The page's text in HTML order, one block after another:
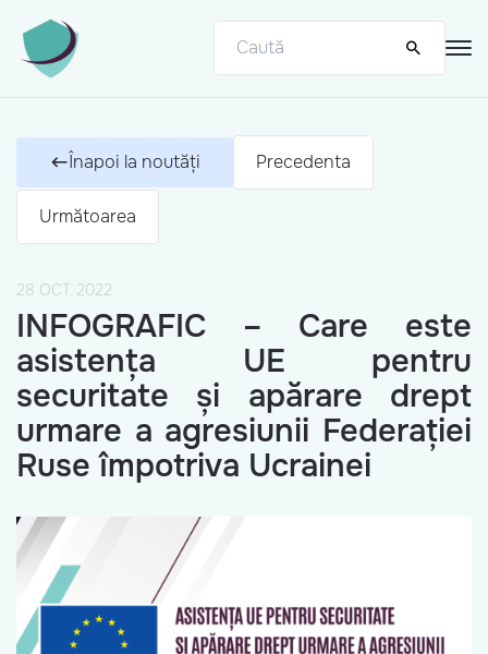
Înapoi la noutăți Precedenta
Următoarea
28 OCT. 2022
INFOGRAFIC – Care este
asistența UE pentru
securitate și apărare drept
urmare a agresiunii Federației
Ruse împotriva Ucrainei